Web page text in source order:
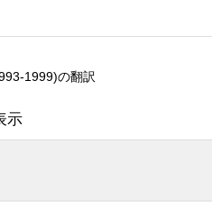
1999)の翻訳
示